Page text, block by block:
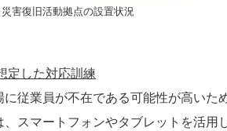
災害復旧活動拠点の設置状況
定した対応訓練
従業員が不在である可能性が高いた
スマートフォンやタブレットを活用